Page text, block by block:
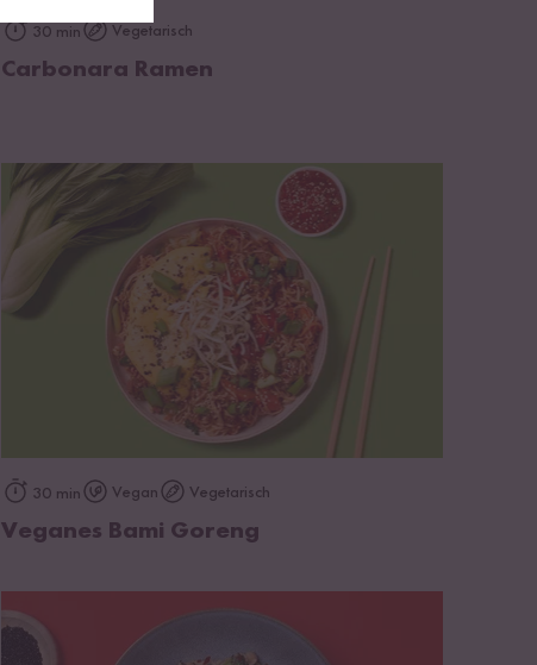
30 min Vegetarisch
Carbonara Ramen
30 min Vegan Vegetarisch
Veganes Bami Goreng